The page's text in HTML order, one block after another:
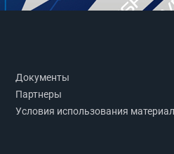
Документы
Партнеры
Условия использования